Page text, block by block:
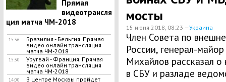
Прямая
видеотрансля
ция матча ЧМ-2018
15:36
Бразилия - Бельгия. Прямая
видео онлайн трансляция
матча ЧМ-2018
15:30
Уругвай - Франция. Прямая
видео онлайн трансляция
матча ЧМ-2018
14:00
В центре Москвы пройдет
мосты
15 июня 2018, 08:23 —Украина
​Член Совета по
России, генерал-
Михайлов рассказал
в СБУ и разладе